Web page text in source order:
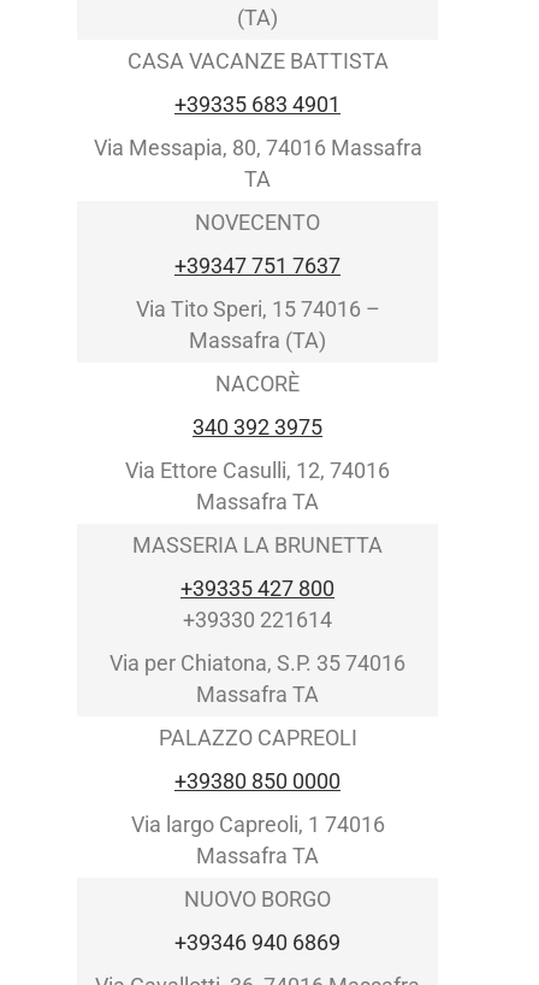
(TA)
CASA VACANZE BATTISTA
+39335 683 4901
Via Messapia, 80, 74016 Massafra
TA
NOVECENTO
+39347 751 7637
Via Tito Speri, 15 74016 –
Massafra (TA)
NACORÈ
340 392 3975
Via Ettore Casulli, 12, 74016
Massafra TA
MASSERIA LA BRUNETTA
+39335 427 800
+39330 221614
Via per Chiatona, S.P. 35 74016
Massafra TA
PALAZZO CAPREOLI
+39380 850 0000
Via largo Capreoli, 1 74016
Massafra TA
NUOVO BORGO
+39346 940 6869